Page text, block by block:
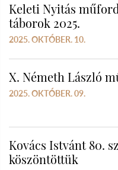
Keleti Nyitás
táborok 2025.
2025. OKTÓBER. 10.
X. Németh László
2025. OKTÓBER. 09.
Kovács Istvánt 80.
köszöntöttük